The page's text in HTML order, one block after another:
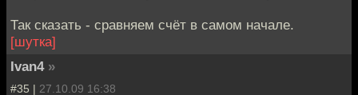
Так сказать - сравняем счёт в самом начале.
[шутка]
Ivan4 »
#35 | 27.10.09 16:38